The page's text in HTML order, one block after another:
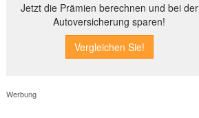
Jetzt die Prämien berechnen und bei der
Autoversicherung sparen!
Werbung